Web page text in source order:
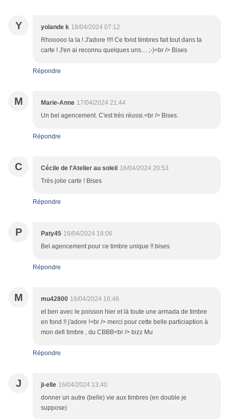
Y yolande k 18/04/2024 07:12
Rhooooo la la ! J'adore !!!! Ce fond timbres fait tout dans ta
carte ! J'en ai reconnu quelques uns.... ;-)<br /> Bises
Répondre
M Marie-Anne 17/04/2024 21:44
Un bel agencement. C'est très réussi.<br /> Bises.
Répondre
C Cécile de l'Atelier au soleil 16/04/2024 20:53
Très jolie carte ! Bises
Répondre
P Paty45 16/04/2024 18:06
Bel agencement pour ce timbre unique !! bises
Répondre
M mu42800 16/04/2024 16:48
et ben avec le poisson hier et là toute une armada de timbre
en fond !! j'adore !<br /> merci pour cette belle particiaption à
mon defi timbre , du CBBB<br /> bizz Mu
Répondre
J ji-elle 16/04/2024 13:40
donner un autre (belle) vie aux timbres (en double je
suppose)